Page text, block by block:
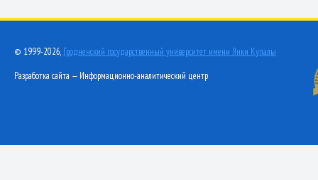
© 1999-2026, Гродненский государственный университет имени Янки Купалы
Разработка сайта — Информационно-аналитический центр